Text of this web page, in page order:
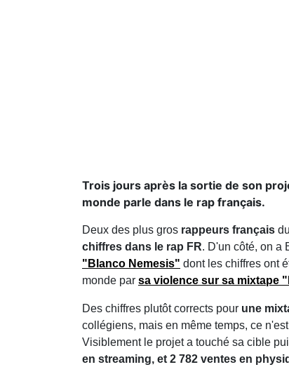
Trois jours après la sortie de son
monde parle dans le rap français.
Deux des plus gros rappeurs français
chiffres dans le rap FR. D'un côté, on a
"Blanco Nemesis" dont les chiffres ont
monde par sa violence sur sa mixtape
Des chiffres plutôt corrects pour une
collégiens, mais en même temps, ce
Visiblement le projet a touché sa cible
en streaming, et 2 782 ventes en